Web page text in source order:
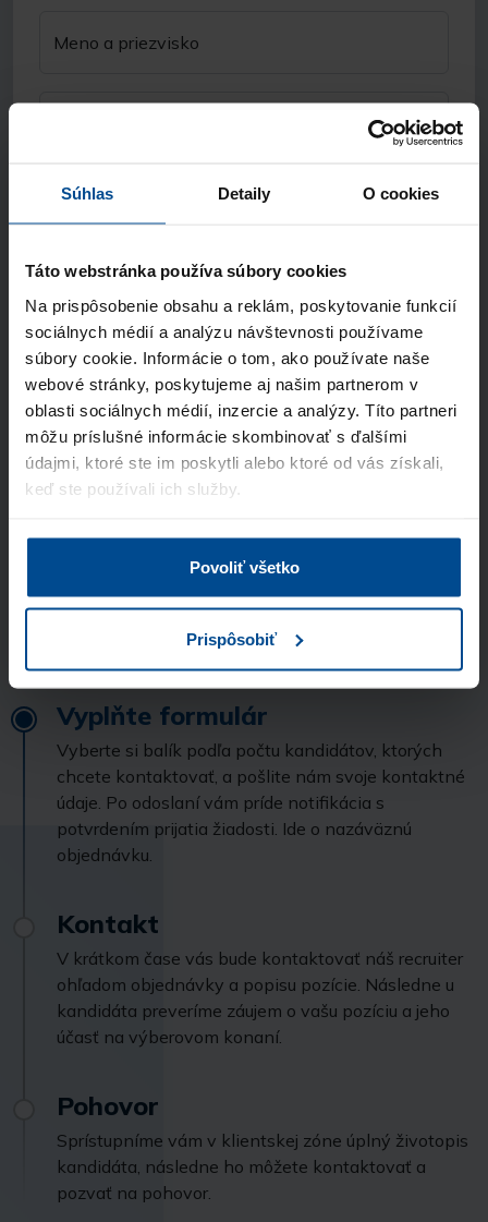
Súhlas Detaily O cookies
Táto webstránka používa súbory cookies
Na prispôsobenie obsahu a reklám, poskytovanie funkcií
sociálnych médií a analýzu návštevnosti používame
súbory cookie. Informácie o tom, ako používate naše
webové stránky, poskytujeme aj našim partnerom v
oblasti sociálnych médií, inzercie a analýzy. Títo partneri
môžu príslušné informácie skombinovať s ďalšími
údajmi, ktoré ste im poskytli alebo ktoré od vás získali,
keď ste používali ich služby.
Povoliť všetko
Prispôsobiť
Meno a priezvisko
Telefón
Názov spoločnosti
Odkiaľ ste sa nás dozvedeli?
Súhlasím so spracúvaním osobných údajov
a vyhlasujem, že som sa oboznámil so
zásadami ochrany osobných údajov
Stránka je chránená pomocou Google reCaptcha
Vyplňte formulár
Vyberte si balík podľa počtu kandidátov, ktorých
chcete kontaktovať, a pošlite nám svoje kontaktné
údaje. Po odoslaní vám príde notifikácia s
potvrdením prijatia žiadosti. Ide o nazáväznú
objednávku.
Kontakt
V krátkom čase vás bude kontaktovať náš recruiter
ohľadom objednávky a popisu pozície. Následne u
kandidáta preveríme záujem o vašu pozíciu a jeho
účasť na výberovom konaní.
Pohovor
Sprístupníme vám v klientskej zóne úplný životopis
kandidáta, následne ho môžete kontaktovať a
pozvať na pohovor.